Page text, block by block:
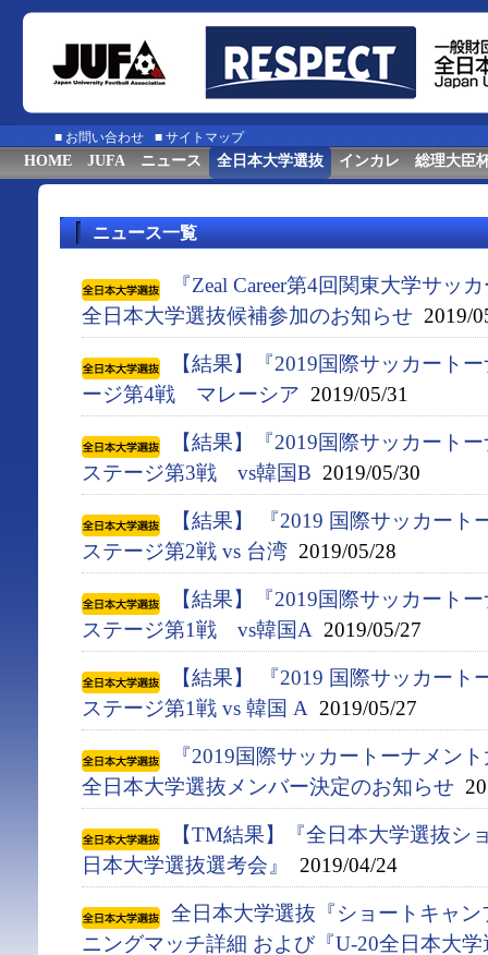
■ お問い合わせ ■ サイトマップ
HOME JUFA ニュース 全日本大学選抜 インカレ 総理大臣
ニュース一覧
『Zeal Career第4回関東大学サ
全日本大学選抜候補参加のお知らせ 2019/
【結果】『2019国際サッカート
ージ第4戦 マレーシア 2019/05/31
【結果】『2019国際サッカート
ステージ第3戦 vs韓国B 2019/05/30
【結果】 『2019 国際サッカー
ステージ第2戦 vs 台湾 2019/05/28
【結果】『2019国際サッカート
ステージ第1戦 vs韓国A 2019/05/27
【結果】 『2019 国際サッカー
ステージ第1戦 vs 韓国 A 2019/05/27
『2019国際サッカートーナメン
全日本大学選抜メンバー決定のお知らせ
【TM結果】『全日本大学選抜シ
日本大学選抜選考会』
2019/04/24
全日本大学選抜『ショートキャ
ニングマッチ詳細 および『U-20全日本大